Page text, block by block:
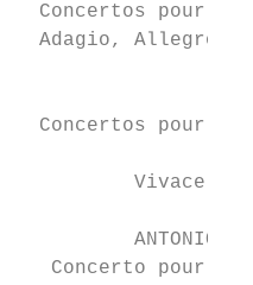
Concertos pour
Adagio, Allegro
Concertos pour
Vivace,
ANTONIO
Concerto pour